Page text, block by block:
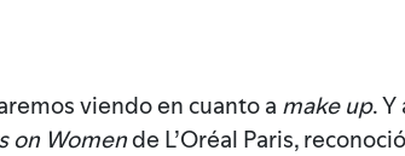
viendo en cuanto a make up.
on Womende L’Oréal Paris,